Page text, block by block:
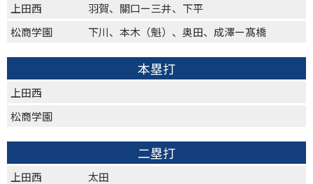
上田西
羽賀、關口ー三井、下平
松商学園
下川、本木（魁）、奥田、成澤ー髙橋
本塁打
上田西
松商学園
二塁打
上田西
太田